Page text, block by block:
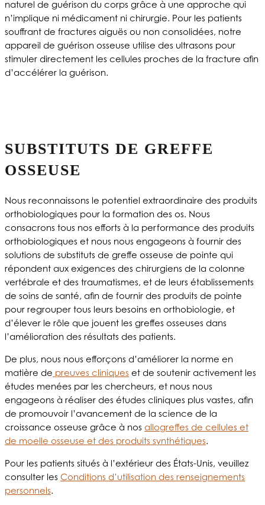
naturel de guérison du corps grâce à une approche qui
n’implique ni médicament ni chirurgie. Pour les patients
souffrant de fractures aiguës ou non consolidées, notre
appareil de guérison osseuse utilise des ultrasons pour
stimuler directement les cellules proches de la fracture afin
d’accélérer la guérison.
SUBSTITUTS DE GREFFE
OSSEUSE
Nous reconnaissons le potentiel extraordinaire des produits
orthobiologiques pour la formation des os. Nous
consacrons tous nos efforts à la performance des produits
orthobiologiques et nous nous engageons à fournir des
solutions de substituts de greffe osseuse de pointe qui
répondent aux exigences des chirurgiens de la colonne
vertébrale et des traumatismes, et de leurs établissements
de soins de santé, afin de fournir des produits de pointe
pour regrouper tous leurs besoins en orthobiologie, et
d’élever le rôle que jouent les greffes osseuses dans
l’amélioration des résultats des patients.
De plus, nous nous efforçons d’améliorer la norme en
matière de preuves cliniques et de soutenir activement les
études menées par les chercheurs, et nous nous
engageons à réaliser des études cliniques plus vastes, afin
de promouvoir l’avancement de la science de la
croissance osseuse grâce à nos allogreffes de cellules et
de moelle osseuse et des produits synthétiques.
Pour les patients situés à l’extérieur des États-Unis, veuillez
consulter les Conditions d’utilisation des renseignements
personnels.